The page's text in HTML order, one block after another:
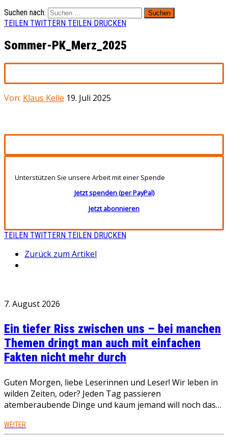
Suchen nach:
TEILEN TWITTERN TEILEN DRUCKEN
Sommer-PK_Merz_2025
Von: Klaus Kelle 19. Juli 2025
Unterstützen Sie unsere Arbeit mit einer Spende
Jetzt spenden (per PayPal)
Jetzt abonnieren
TEILEN TWITTERN TEILEN DRUCKEN
Zurück zum Artikel
7. August 2026
Ein tiefer Riss zwischen uns – bei manchen
Themen dringt man auch mit einfachen
Fakten nicht mehr durch
Guten Morgen, liebe Leserinnen und Leser! Wir leben in
wilden Zeiten, oder? Jeden Tag passieren
atemberaubende Dinge und kaum jemand will noch das…
WEITER